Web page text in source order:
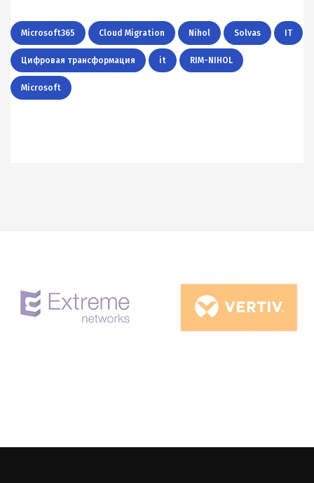
Microsoft365 Cloud Migration Nihol Solvas IT
Цифровая трансформация it RIM-NIHOL
Microsoft